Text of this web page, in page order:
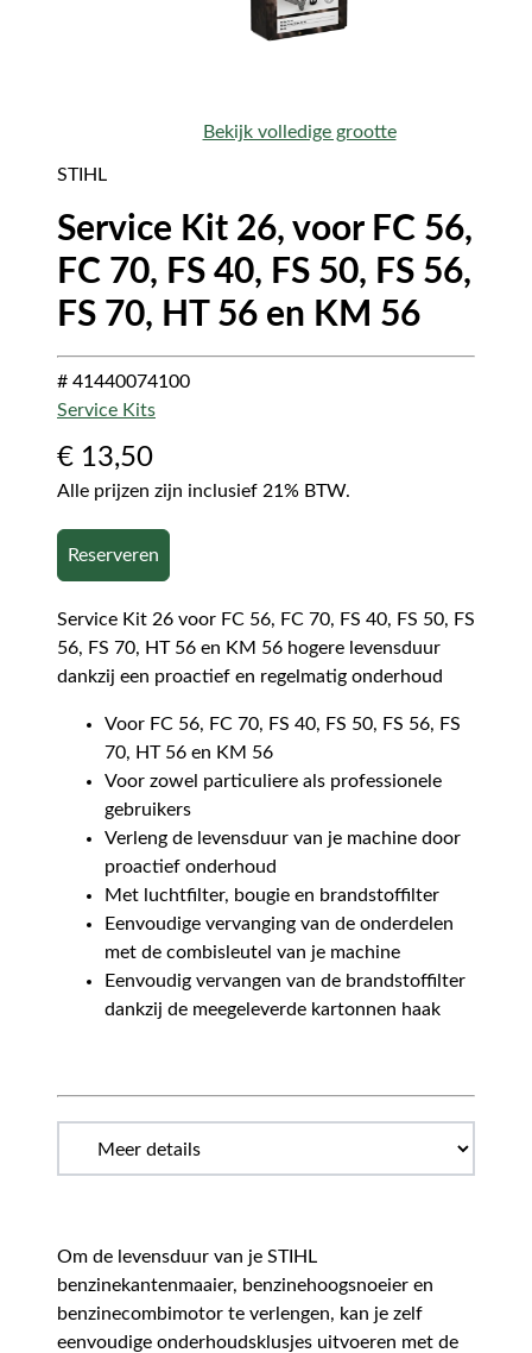
Bekijk volledige grootte
STIHL
Service Kit 26, voor FC 56,
FC 70, FS 40, FS 50, FS 56,
FS 70, HT 56 en KM 56
# 41440074100
Service Kits
€ 13,50
Alle prijzen zijn inclusief 21% BTW.
Reserveren
Service Kit 26 voor FC 56, FC 70, FS 40, FS 50, FS
56, FS 70, HT 56 en KM 56 hogere levensduur
dankzij een proactief en regelmatig onderhoud
Voor FC 56, FC 70, FS 40, FS 50, FS 56, FS
70, HT 56 en KM 56
Voor zowel particuliere als professionele
gebruikers
Verleng de levensduur van je machine door
proactief onderhoud
Met luchtfilter, bougie en brandstoffilter
Eenvoudige vervanging van de onderdelen
met de combisleutel van je machine
Eenvoudig vervangen van de brandstoffilter
dankzij de meegeleverde kartonnen haak
Om de levensduur van je STIHL
benzinekantenmaaier, benzinehoogsnoeier en
benzinecombimotor te verlengen, kan je zelf
eenvoudige onderhoudsklusjes uitvoeren met de